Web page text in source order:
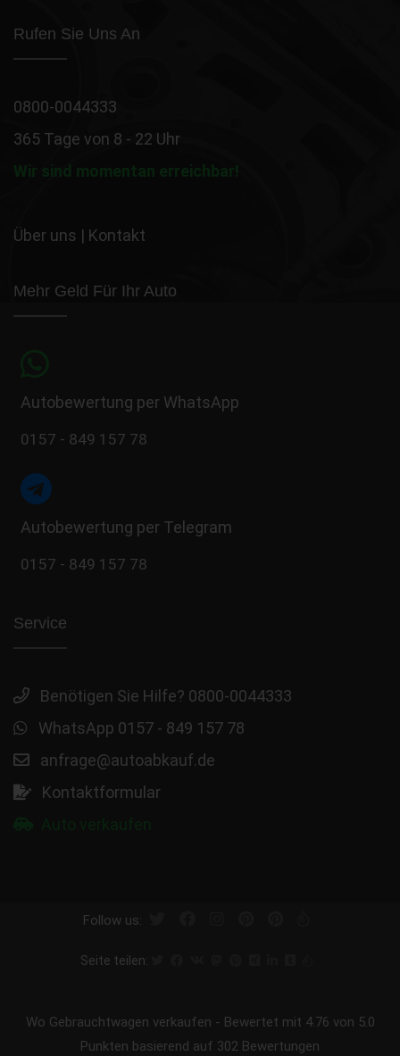
Rufen Sie Uns An
0800-0044333
365 Tage von 8 - 22 Uhr
Wir sind momentan erreichbar!
Über uns | Kontakt
Mehr Geld Für Ihr Auto
Autobewertung per WhatsApp
0157 - 849 157 78
Autobewertung per Telegram
0157 - 849 157 78
Service
Benötigen Sie Hilfe? 0800-0044333
WhatsApp 0157 - 849 157 78
anfrage@autoabkauf.de
Kontaktformular
Follow us:
Seite teilen:
Wo Gebrauchtwagen verkaufen - Bewertet mit 4.76 von 5.0
Punkten basierend auf 302 Bewertungen